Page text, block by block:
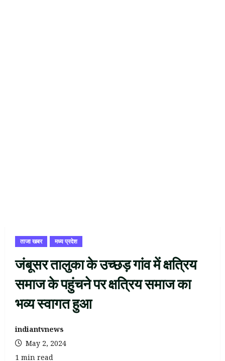
ताजा खबर मध्य प्रदेश
जंबूसर तालुका के उच्छड़ गांव में क्षत्रिय
समाज के पहुंचने पर क्षत्रिय समाज का
भव्य स्वागत हुआ
indiantvnews
May 2, 2024
1 min read